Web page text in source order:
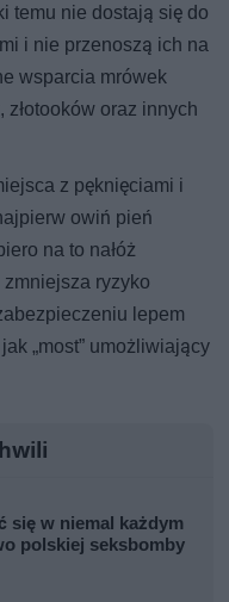
temu nie dostają się do
i nie przenoszą ich na
wsparcia mrówek
złotooków oraz innych
z pęknięciami i
owiń pień
na to nałóż
ryzyko
lepem
„most” umożliwiający
się w niemal każdym
polskiej seksbomby